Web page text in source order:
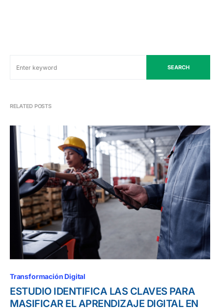
SEARCH
RELATED POSTS
Transformación Digital
ESTUDIO IDENTIFICA LAS CLAVES PARA
MASIFICAR EL APRENDIZAJE DIGITAL EN